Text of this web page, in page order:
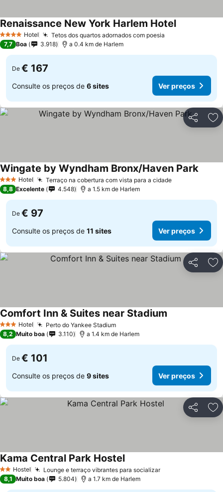
4 EstrelasHotel Tetos dos quartos adornados com poesia
Renaissance New York Harlem Hotel
7,7 Boa 3.918 a 0.4 km de Harlem
De € 167
Consulte os preços de 6 sites Ver preços
Partilhar
3 EstrelasHotel Terraço na cobertura com vista para a cidade
Wingate by Wyndham Bronx/Haven Park
8,8 Excelente 4.548 a 1.5 km de Harlem
De € 97
Consulte os preços de 11 sites Ver preços
Partilhar
3 EstrelasHotel Perto do Yankee Stadium
Comfort Inn & Suites near Stadium
8,2 Muito boa 3.110 a 1.4 km de Harlem
De € 101
Consulte os preços de 9 sites Ver preços
Partilhar
2 Estrelas
Hostel Lounge e terraço vibrantes para socializar
Kama Central Park Hostel
8,1 Muito boa 5.804 a 1.7 km de Harlem